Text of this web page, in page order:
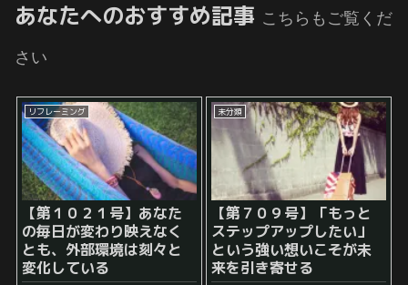
あなたへのおすすめ記事 こちらもご覧くだ
さい
リフレーミング
【第１０２１号】あなた
の毎日が変わり映えなく
とも、外部環境は刻々と
変化している
未分類
【第７０９号】「もっと
ステップアップしたい」
という強い想いこそが未
来を引き寄せる